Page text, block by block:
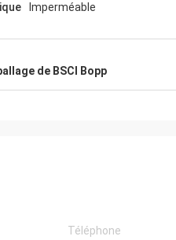
Imperméable
de BSCI Bopp